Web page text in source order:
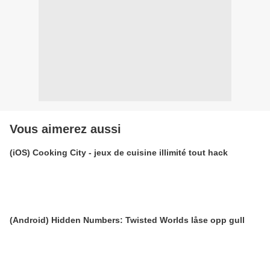
Vous aimerez aussi
(iOS) Cooking City - jeux de cuisine illimité tout hack
(Android) Hidden Numbers: Twisted Worlds låse opp gull